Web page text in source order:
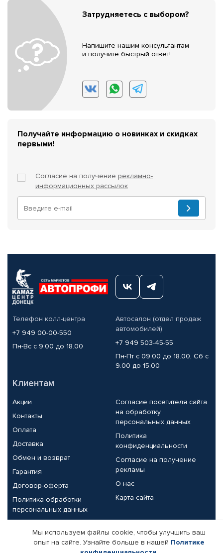
Затрудняетесь с выбором?
Напишите нашим консультантам
и получите быстрый ответ!
Получайте информацию о новинках и скидках
первыми!
Согласие на получение рекламно-
информационных рассылок
Телефон колл-центра
+7 949 00-00-550
Пн-Вс с 9.00 до 18.00
Автосалон (отдел продаж
автомобилей)
+7 949 503-45-55
Пн-Пт с 09.00 до 18.00, Сб с
9.00 до 15.00
Клиентам
Акции
Контакты
Оплата
Доставка
Обмен и возврат
Гарантия
Договор-оферта
Политика обработки
персональных данных
Согласие посетителя сайта
на обработку
персональных данных
Политика
конфиденциальности
Согласие на получение
рекламы
О нас
Карта сайта
Партнерам
Корпоративным клиентам Реквизиты компании
Мы используем файлы cookie, чтобы улучшить ваш
опыт на сайте. Узнайте больше в нашей Политике